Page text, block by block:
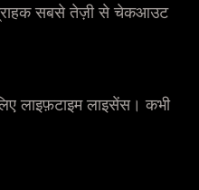
सबसे तेज़ी से चेकआउट
लाइफ़टाइम लाइसेंस। कभी